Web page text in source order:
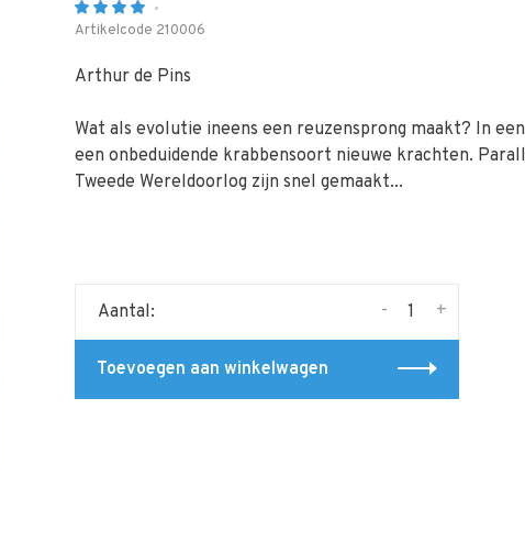
•
Artikelcode 210006
Arthur de Pins
Wat als evolutie ineens een reuzensprong maakt? In
een onbeduidende krabbensoort nieuwe krachten.
Tweede Wereldoorlog zijn snel gemaakt...
Aantal: +
-
Toevoegen aan winkelwagen